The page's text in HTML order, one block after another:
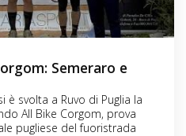
Semeraro e
svolta a Ruvo di Puglia la
All Bike Corgom, prova
pugliese del fuoristrada